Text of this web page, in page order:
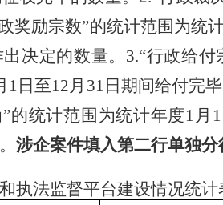
奖励宗数”的统计范围为统
决定的数量。 3.“行政给付
1 日至12月 31 日 期间给付完
的统计范围为统计年度1 月 1
涉企案件填入第二行单独分
执法监督平台建设情况统计